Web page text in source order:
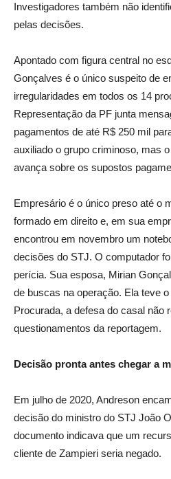
Investigadores também não
pelas decisões.
Apontado com figura central no
Gonçalves é o único suspeito de
irregularidades em todos os 14
Representação da PF junta
pagamentos de até R$ 250 mil
auxiliado o grupo criminoso, mas
avança sobre os supostos
Empresário é o único preso até o
formado em direito e, em sua
encontrou em novembro um
decisões do STJ. O computador
perícia. Sua esposa, Mirian
de buscas na operação. Ela teve
Procurada, a defesa do casal não
questionamentos da reportagem.
Decisão pronta antes chegar a
Em julho de 2020, Andreson
decisão do ministro do STJ João
documento indicava que um
cliente de Zampieri seria negado.